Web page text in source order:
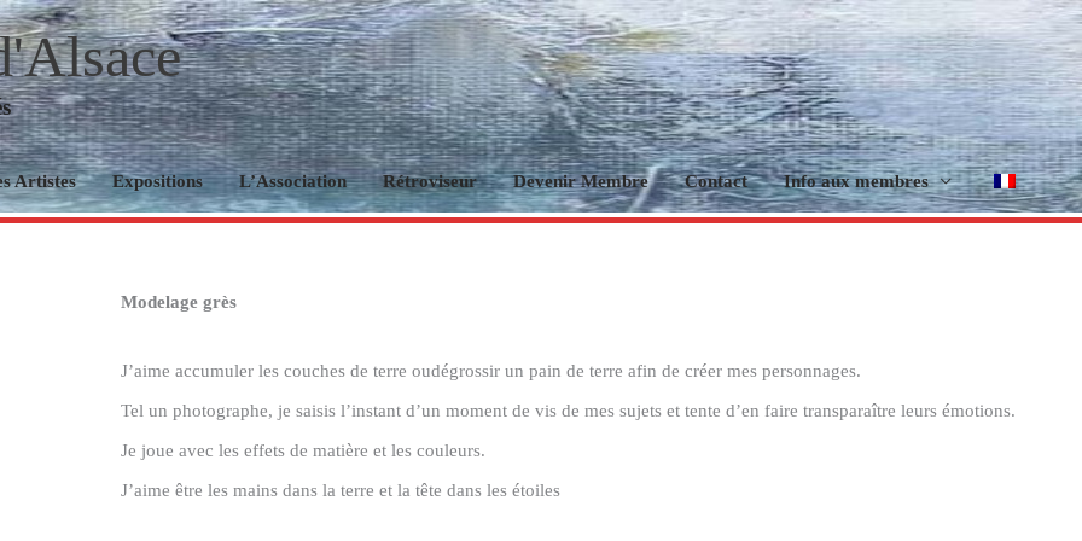
Artistes Expositions L’Association Rétroviseur Devenir Membre Contact Info aux membres
Modelage grès
J’aime accumuler les couches de terre oudégrossir un pain de terre afin de créer mes personnages.
Tel un photographe, je saisis l’instant d’un moment de vis de mes sujets et tente d’en faire transparaître leurs émotions.
Je joue avec les effets de matière et les couleurs.
J’aime être les mains dans la terre et la tête dans les étoiles